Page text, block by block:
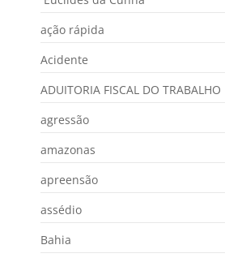
ação rápida
Acidente
ADUITORIA FISCAL DO TRABALHO
agressão
amazonas
apreensão
assédio
Bahia